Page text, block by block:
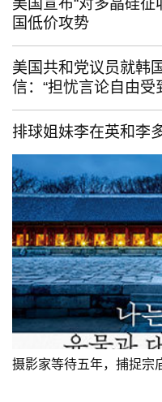
美国宣布“对多晶硅
国低价攻势
美国共和党议员就韩
信：“担忧言论自由受
排球姐妹李在英和李
摄影家等待五年，捕捉宗